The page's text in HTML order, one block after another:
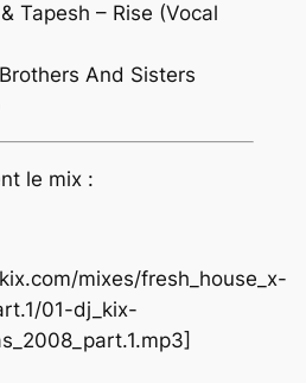
Tapesh – Rise (Vocal
And Sisters
le mix :
mixes/fresh_house_x-
01-dj_kix-